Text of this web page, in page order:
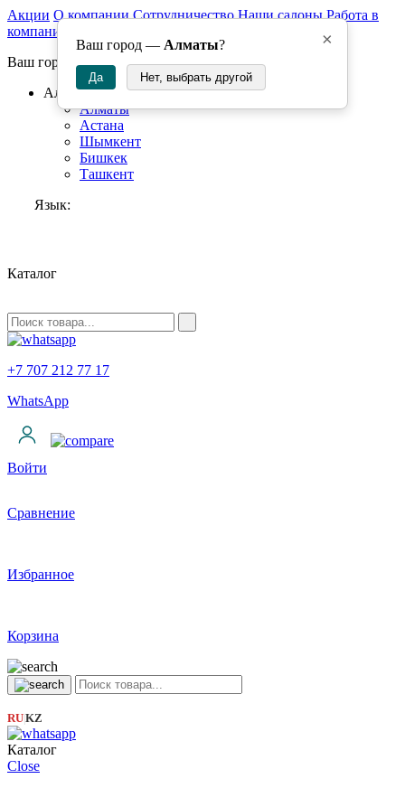
×
Ваш город — Алматы?
Да Нет, выбрать другой
Акции О компании Сотрудничество Наши салоны Работа в
компании
Ваш город:
Алматы
Алматы
Астана
Шымкент
Бишкек
Ташкент
Язык:
Каталог
+7 707 212 77 17
WhatsApp
Войти
Сравнение
Избранное
Корзина
RU|KZ
Каталог
Close